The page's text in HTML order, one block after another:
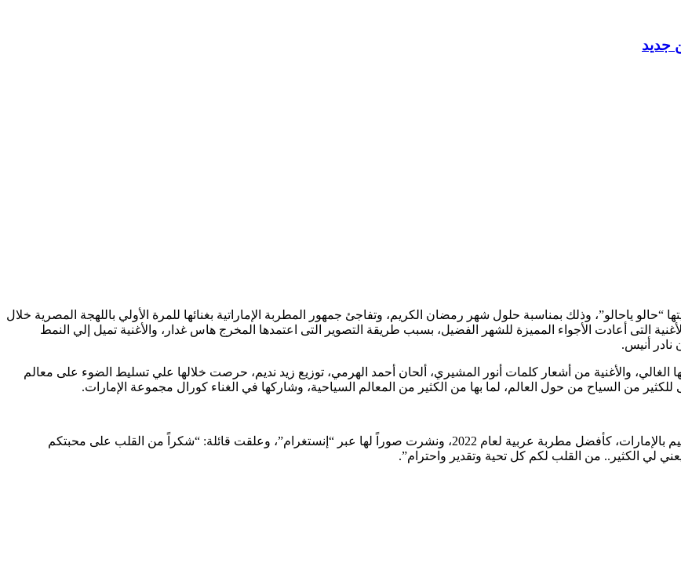
جديد
“حالو ياحالو”، وذلك بمناسبة حلول شهر رمضان الكريم، وتفاجئ جمهور المطربة الإماراتية بغنائها للمرة الأولي باللهجة المصرية خلال
التعليقات الإيجابية حول الأغنية التى أعادت الأجواء المميزة للشهر الفضيل، بسبب طريقة التصوير التى اعتمدها المخرج هاس غدار، والأغنية تميل إلي النمط
نادر أنيس.
والأغنية من أشعار كلمات أنور المشيري، ألحان أحمد الهرمي، توزيع زيد نديم، حرصت خلالها علي تسليط الضوء على معالم
من السياح من حول العالم، لما بها من الكثير من المعالم السياحية، وشاركها في الغناء كورال مجموعة الإمارات.
كما كما احتفلت أحلام مؤخراً ، بتكريمها في حفل “MUREX DOR”الذي أقيم بالإمارات، كأفضل مطربة عربية لعام 2022، ونشرت صوراً لها عبر “إنستغرام”، وعلقت قائلة: “شكراً من القلب على محبتكم
لي الكثير.. من القلب لكم كل تحية وتقدير واحترام”.